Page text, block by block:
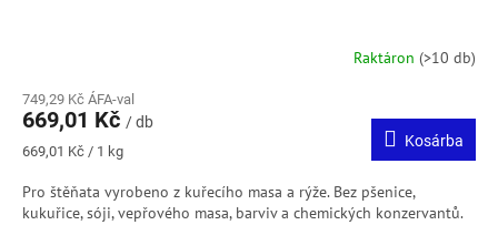
Raktáron (>10 db)
749,29 Kč ÁFA-val
669,01 Kč / db
Egységár:
669,01 Kč / 1 kg
Kosárba
Pro štěňata vyrobeno z kuřecího masa a rýže. Bez pšenice,
kukuřice, sóji, vepřového masa, barviv a chemických konzervantů.